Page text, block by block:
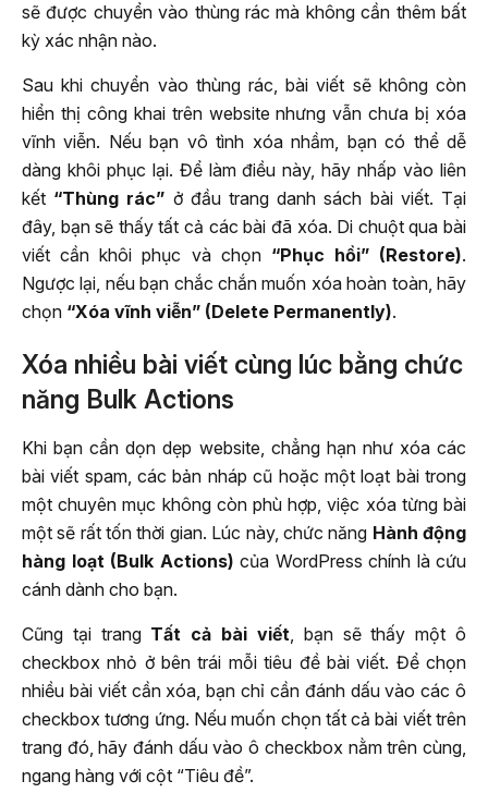
sẽ được chuyển vào thùng rác mà không cần thêm bất
kỳ xác nhận nào.
Sau khi chuyển vào thùng rác, bài viết sẽ không còn
hiển thị công khai trên website nhưng vẫn chưa bị xóa
vĩnh viễn. Nếu bạn vô tình xóa nhầm, bạn có thể dễ
dàng khôi phục lại. Để làm điều này, hãy nhấp vào liên
kết “Thùng rác” ở đầu trang danh sách bài viết. Tại
đây, bạn sẽ thấy tất cả các bài đã xóa. Di chuột qua bài
viết cần khôi phục và chọn “Phục hồi” (Restore).
Ngược lại, nếu bạn chắc chắn muốn xóa hoàn toàn, hãy
chọn “Xóa vĩnh viễn” (Delete Permanently).
Xóa nhiều bài viết cùng lúc bằng chức
năng Bulk Actions
Khi bạn cần dọn dẹp website, chẳng hạn như xóa các
bài viết spam, các bản nháp cũ hoặc một loạt bài trong
một chuyên mục không còn phù hợp, việc xóa từng bài
một sẽ rất tốn thời gian. Lúc này, chức năng Hành động
hàng loạt (Bulk Actions) của WordPress chính là cứu
cánh dành cho bạn.
Cũng tại trang Tất cả bài viết, bạn sẽ thấy một ô
checkbox nhỏ ở bên trái mỗi tiêu đề bài viết. Để chọn
nhiều bài viết cần xóa, bạn chỉ cần đánh dấu vào các ô
checkbox tương ứng. Nếu muốn chọn tất cả bài viết trên
trang đó, hãy đánh dấu vào ô checkbox nằm trên cùng,
ngang hàng với cột “Tiêu đề”.